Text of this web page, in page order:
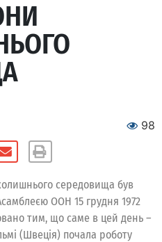
98
середовища був
ООН 15 грудня 1972
тим, що саме в цей день –
(Швеція) почала роботу